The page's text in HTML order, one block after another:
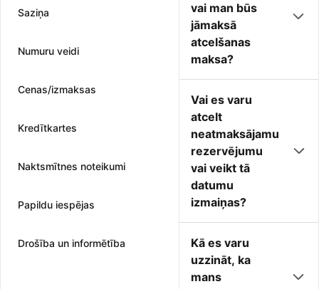
Saziņa
Numuru veidi
Cenas/izmaksas
Kredītkartes
Naktsmītnes noteikumi
Papildu iespējas
Drošība un informētība
vai man būs
jāmaksā
atcelšanas
maksa?
Vai es varu
atcelt
neatmaksājamu
rezervējumu
vai veikt tā
datumu
izmaiņas?
Kā es varu
uzzināt, ka
mans